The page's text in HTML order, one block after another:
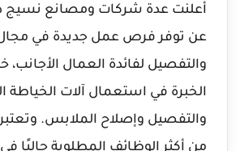
أعلنت عدة شركات ومصانع نسيج
عن توفر فرص عمل جديدة في مجال
والتفصيل لفائدة العمال
الخبرة في استعمال آلات الخياطة
والتفصيل وإصلاح الملابس.
من أكثر الوظائف المطلوبة حاليًا في